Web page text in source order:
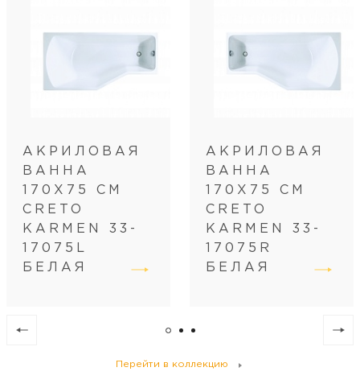
Перейти в коллекцию
АКРИЛОВАЯ
ВАННА
170Х75 СМ
CRETO
KARMEN 33-
17075L
БЕЛАЯ
АКРИЛОВАЯ
ВАННА
170Х75 СМ
CRETO
KARMEN 33-
17075R
БЕЛАЯ